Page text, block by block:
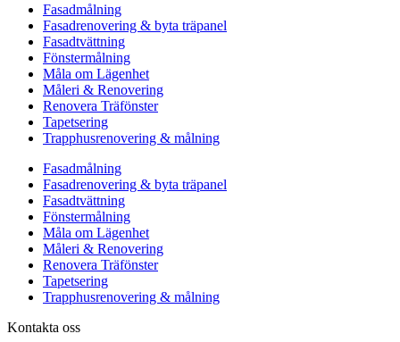
Fasadmålning
Fasadrenovering & byta träpanel
Fasadtvättning
Fönstermålning
Måla om Lägenhet
Måleri & Renovering
Renovera Träfönster
Tapetsering
Trapphusrenovering & målning
Fasadmålning
Fasadrenovering & byta träpanel
Fasadtvättning
Fönstermålning
Måla om Lägenhet
Måleri & Renovering
Renovera Träfönster
Tapetsering
Trapphusrenovering & målning
Kontakta oss